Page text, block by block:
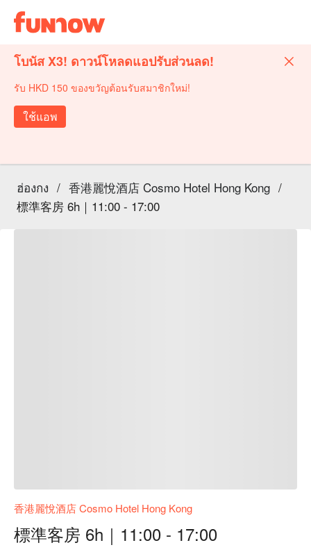
โบนัส X3! ดาวน์โหลดแอปรับส่วนลด!
รับ HKD 150 ของขวัญต้อนรับสมาชิกใหม่!
ใช้แอพ
ฮ่องกง / 香港麗悅酒店 Cosmo Hotel Hong Kong /
標準客房 6h｜11:00 - 17:00
香港麗悅酒店 Cosmo Hotel Hong Kong
標準客房 6h｜11:00 - 17:00